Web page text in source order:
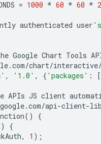
= 1000 * 60 * 60 *
authenticated user
Google Chart Tools
.com/chart/interactive
, '1.0' , { 'packages' : [
APIs JS client
google.com/api-client-
()
{
{
, 1 );